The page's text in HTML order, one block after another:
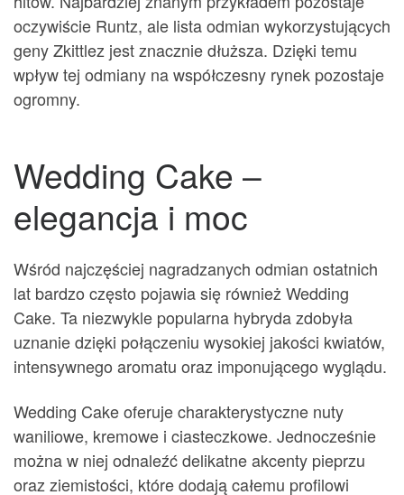
oczywiście Runtz, ale lista odmian wykorzystujących
geny Zkittlez jest znacznie dłuższa. Dzięki temu
wpływ tej odmiany na współczesny rynek pozostaje
ogromny.
Wedding Cake –
elegancja i moc
Wśród najczęściej nagradzanych odmian ostatnich
lat bardzo często pojawia się również Wedding
Cake. Ta niezwykle popularna hybryda zdobyła
uznanie dzięki połączeniu wysokiej jakości kwiatów,
intensywnego aromatu oraz imponującego wyglądu.
Wedding Cake oferuje charakterystyczne nuty
waniliowe, kremowe i ciasteczkowe. Jednocześnie
można w niej odnaleźć delikatne akcenty pieprzu
oraz ziemistości, które dodają całemu profilowi